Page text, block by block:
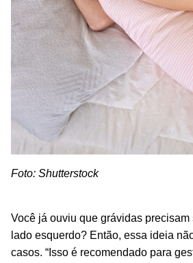
Foto: Shutterstock
Você já ouviu que grávidas precisam
lado esquerdo? Então, essa ideia
casos. “Isso é recomendado para